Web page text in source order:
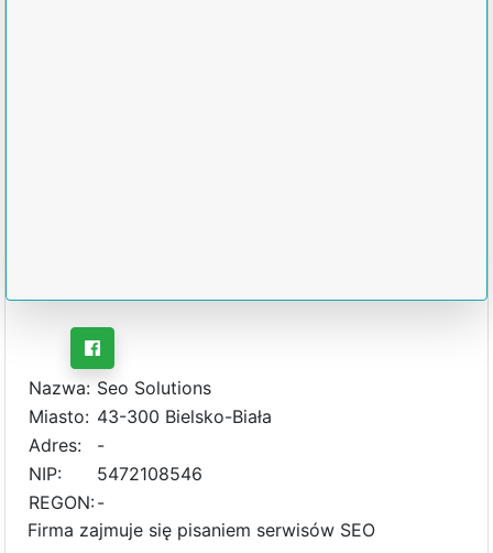
Nazwa: Seo Solutions
Miasto: 43-300 Bielsko-Biała
Adres:
-
NIP:
5472108546
REGON:-
Firma zajmuje się pisaniem serwisów SEO